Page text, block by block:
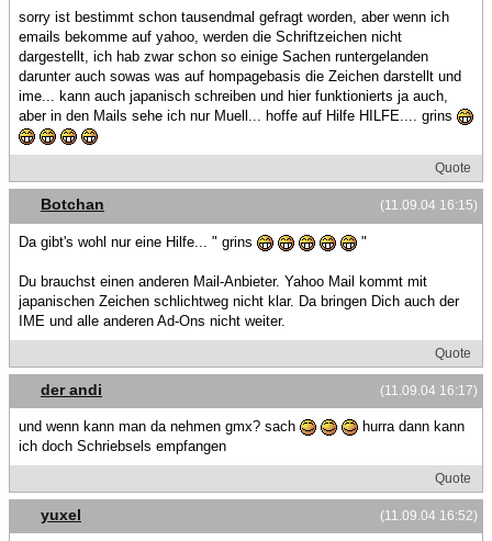
sorry ist bestimmt schon tausendmal gefragt worden, aber wenn ich
emails bekomme auf yahoo, werden die Schriftzeichen nicht
dargestellt, ich hab zwar schon so einige Sachen runtergelanden
darunter auch sowas was auf hompagebasis die Zeichen darstellt und
ime... kann auch japanisch schreiben und hier funktionierts ja auch,
aber in den Mails sehe ich nur Muell... hoffe auf Hilfe HILFE.... grins
Quote
(11.09.04 16:15)
Botchan
Da gibt's wohl nur eine Hilfe... " grins "
Du brauchst einen anderen Mail-Anbieter. Yahoo Mail kommt mit
japanischen Zeichen schlichtweg nicht klar. Da bringen Dich auch der
IME und alle anderen Ad-Ons nicht weiter.
Quote
(11.09.04 16:17)
der andi
und wenn kann man da nehmen gmx? sach
hurra dann kann
ich doch Schriebsels empfangen
Quote
(11.09.04 16:52)
yuxel